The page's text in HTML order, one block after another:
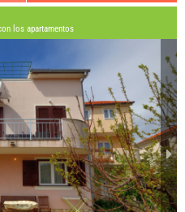
los apartamentos